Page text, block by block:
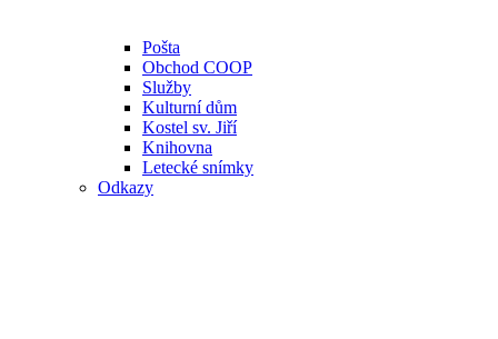
Pošta
Obchod COOP
Služby
Kulturní dům
Kostel sv. Jiří
Knihovna
Letecké snímky
Odkazy